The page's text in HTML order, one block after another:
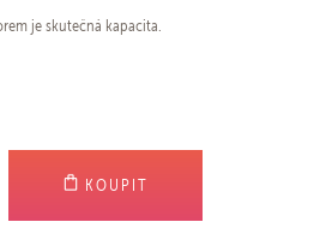
je skutečná kapacita.
KOUPIT